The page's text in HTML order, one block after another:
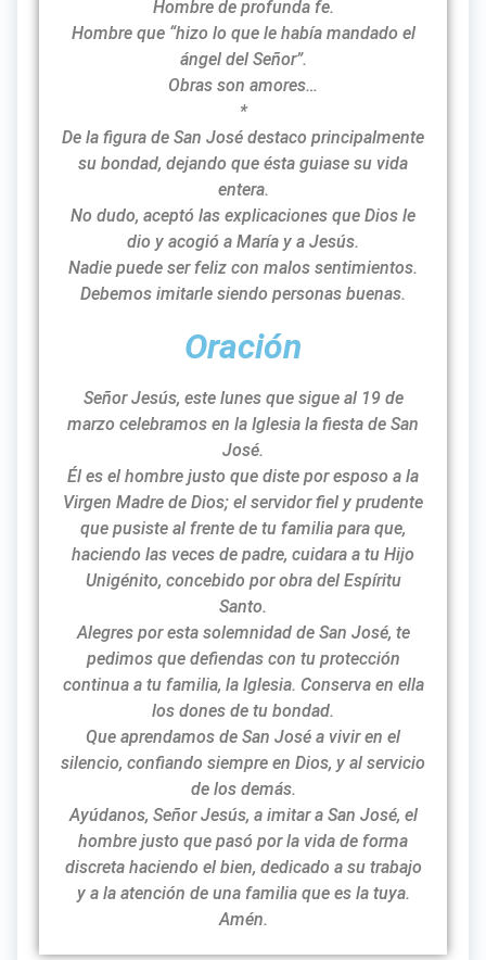
Hombre de profunda fe.
Hombre que “hizo lo que le había mandado el
ángel del Señor”.
Obras son amores…
*
De la figura de San José destaco principalmente
su bondad, dejando que ésta guiase su vida
entera.
No dudo, aceptó las explicaciones que Dios le
dio y acogió a María y a Jesús.
Nadie puede ser feliz con malos sentimientos.
Debemos imitarle siendo personas buenas.
Oración
Señor Jesús, este lunes que sigue al 19 de
marzo celebramos en la Iglesia la fiesta de San
José.
Él es el hombre justo que diste por esposo a la
Virgen Madre de Dios; el servidor fiel y prudente
que pusiste al frente de tu familia para que,
haciendo las veces de padre, cuidara a tu Hijo
Unigénito, concebido por obra del Espíritu
Santo.
Alegres por esta solemnidad de San José, te
pedimos que defiendas con tu protección
continua a tu familia, la Iglesia. Conserva en ella
los dones de tu bondad.
Que aprendamos de San José a vivir en el
silencio, confiando siempre en Dios, y al servicio
de los demás.
Ayúdanos, Señor Jesús, a imitar a San José, el
hombre justo que pasó por la vida de forma
discreta haciendo el bien, dedicado a su trabajo
y a la atención de una familia que es la tuya.
Amén.